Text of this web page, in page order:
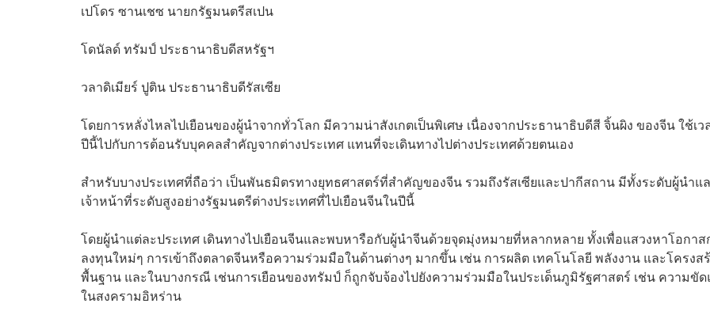
เปโดร ซานเชซ นายกรัฐมนตรีสเปน
โดนัลด์ ทรัมป์ ประธานาธิบดีสหรัฐฯ
วลาดิเมียร์ ปูติน ประธานาธิบดีรัสเซีย
โดยการหลั่งไหลไปเยือนของผู้นำจากทั่วโลก มีความน่าสังเกตเป็นพิเศษ เนื่องจากประธานาธิบดีสี จิ้นผิง ของจีน ใช้เว
ปีนี้ไปกับการต้อนรับบุคคลสำคัญจากต่างประเทศ แทนที่จะเดินทางไปต่างประเทศด้วยตนเอง
สำหรับบางประเทศที่ถือว่า เป็นพันธมิตรทางยุทธศาสตร์ที่สำคัญของจีน รวมถึงรัสเซียและปากีสถาน มีทั้งระดับผู้นำแ
เจ้าหน้าที่ระดับสูงอย่างรัฐมนตรีต่างประเทศที่ไปเยือนจีนในปีนี้
โดยผู้นำแต่ละประเทศ เดินทางไปเยือนจีนและพบหารือกับผู้นำจีนด้วยจุดมุ่งหมายที่หลากหลาย ทั้งเพื่อแสวงหาโอกาส
ลงทุนใหม่ๆ การเข้าถึงตลาดจีนหรือความร่วมมือในด้านต่างๆ มากขึ้น เช่น การผลิต เทคโนโลยี พลังงาน และโครงส
พื้นฐาน และในบางกรณี เช่นการเยือนของทรัมป์ ก็ถูกจับจ้องไปยังความร่วมมือในประเด็นภูมิรัฐศาสตร์ เช่น ความขัด
ในสงครามอิหร่าน